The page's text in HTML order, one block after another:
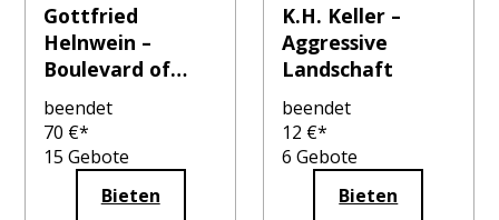
Gottfried
Helnwein –
Boulevard of
Broken Dreams
beendet
70 €*
15 Gebote
Bieten
K.H. Keller –
Aggressive
Landschaft
beendet
12 €*
6 Gebote
Bieten